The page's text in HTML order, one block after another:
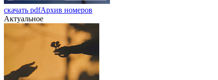
скачать pdfАрхив номеров
Актуальное